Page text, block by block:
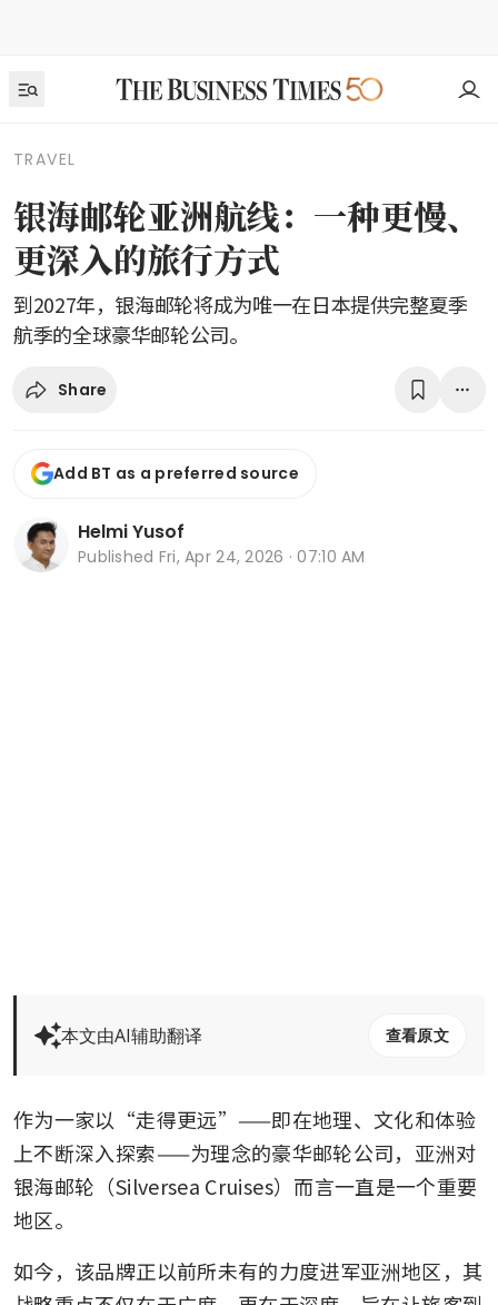
TRAVEL
银海邮轮亚洲航线：一种更慢、
更深入的旅行方式
到2027年，银海邮轮将成为唯一在日本提供完整夏季
航季的全球豪华邮轮公司。
Share
Add BT as a preferred source
Helmi Yusof
Published Fri, Apr 24, 2026 · 07:10 AM
本文由AI辅助翻译 查看原文
作为一家以“走得更远”——即在地理、文化和体验
上不断深入探索——为理念的豪华邮轮公司，亚洲对
银海邮轮（Silversea Cruises）而言一直是一个重要
地区。
如今，该品牌正以前所未有的力度进军亚洲地区，其